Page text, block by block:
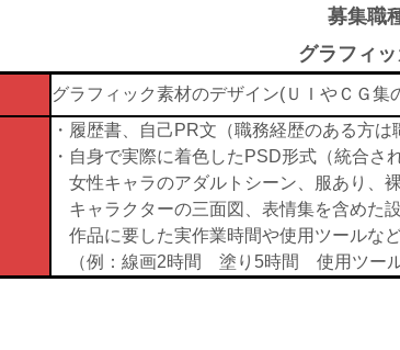
募集職
グラフィ
グラフィック素材のデザイン(ＵＩやＣＧ集
・履歴書、自己PR文（職務経歴のある方は
・自身で実際に着色したPSD形式（統合さ
女性キャラのアダルトシーン、服あり、
キャラクターの三面図、表情集を含めた
作品に要した実作業時間や使用ツールな
（例：線画2時間 塗り5時間 使用ツー